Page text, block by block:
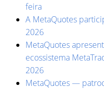
feira
A MetaQuotes
2026
MetaQuotes
ecossistema
2026
MetaQuotes —